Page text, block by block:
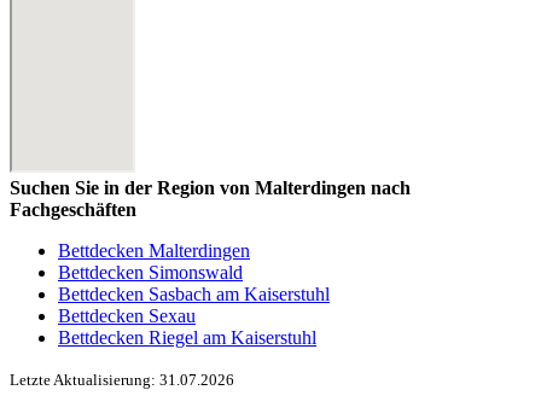
Suchen Sie in der Region von Malterdingen nach
Fachgeschäften
Bettdecken Malterdingen
Bettdecken Simonswald
Bettdecken Sasbach am Kaiserstuhl
Bettdecken Sexau
Bettdecken Riegel am Kaiserstuhl
Letzte Aktualisierung: 31.07.2026